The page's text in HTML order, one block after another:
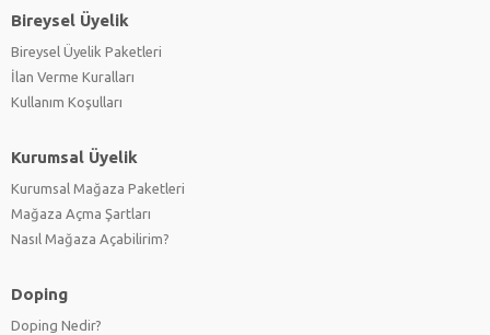
Bireysel Üyelik
Bireysel Üyelik Paketleri
İlan Verme Kuralları
Kullanım Koşulları
Kurumsal Üyelik
Kurumsal Mağaza Paketleri
Mağaza Açma Şartları
Nasıl Mağaza Açabilirim?
Doping
Doping Nedir?